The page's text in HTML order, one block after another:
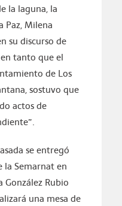
la laguna, la
Paz, Milena
su discurso de
tanto que el
de Los
sostuvo que
actos de
se entregó
Semarnat en
González Rubio
una mesa de